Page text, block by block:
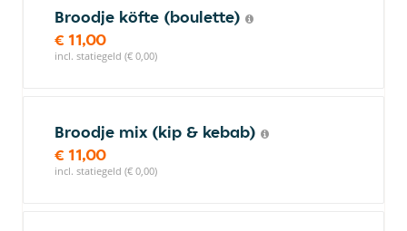
Broodje köfte (boulette)
€ 11,00
incl. statiegeld (€ 0,00)
Broodje mix (kip & kebab)
€ 11,00
incl. statiegeld (€ 0,00)